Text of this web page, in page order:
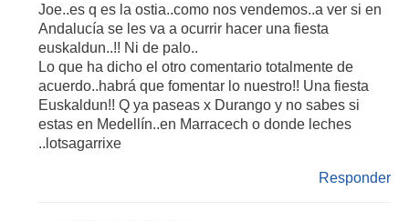
Joe..es q es la ostia..como nos vendemos..a ver si en
Andalucía se les va a ocurrir hacer una fiesta
euskaldun..!! Ni de palo..
Lo que ha dicho el otro comentario totalmente de
acuerdo..habrá que fomentar lo nuestro!! Una fiesta
Euskaldun!! Q ya paseas x Durango y no sabes si
estas en Medellín..en Marracech o donde leches
..lotsagarrixe
Responder